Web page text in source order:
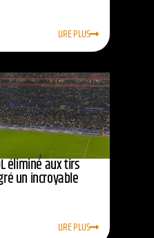
LIRE PLUS
éliminé aux tirs
un incroyable
LIRE PLUS